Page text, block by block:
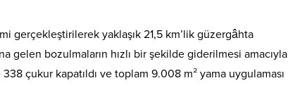
gerçekleştirilerek yaklaşık 21,5 km’lik güzergâhta
gelen bozulmaların hızlı bir şekilde giderilmesi amacıyla
338 çukur kapatıldı ve toplam 9.008 m² yama uygulaması